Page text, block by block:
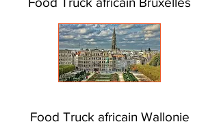
Food Truck africain Wallonie